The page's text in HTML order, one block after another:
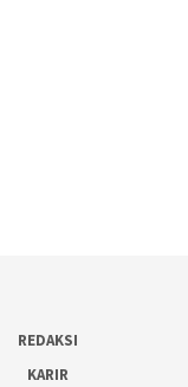
REDAKSI
KARIR